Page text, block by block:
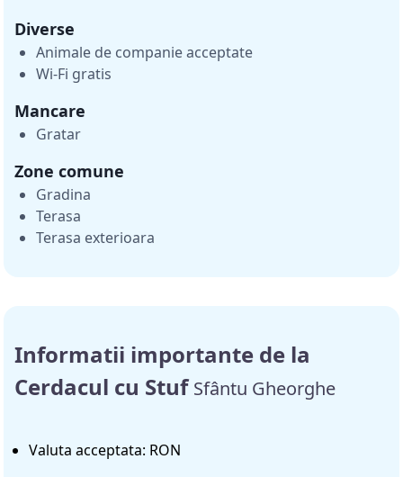
Diverse
Animale de companie acceptate
Wi-Fi gratis
Mancare
Gratar
Zone comune
Gradina
Terasa
Terasa exterioara
Informatii importante de la
Cerdacul cu StufSfântu Gheorghe
Valuta acceptata: RON